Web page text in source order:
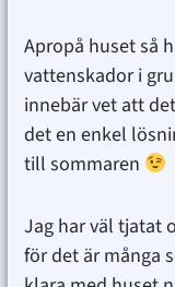
Apropå huset så
vattenskador i
innebär vet att
det en enkel
till sommaren
Jag har väl tjatat
för det är många